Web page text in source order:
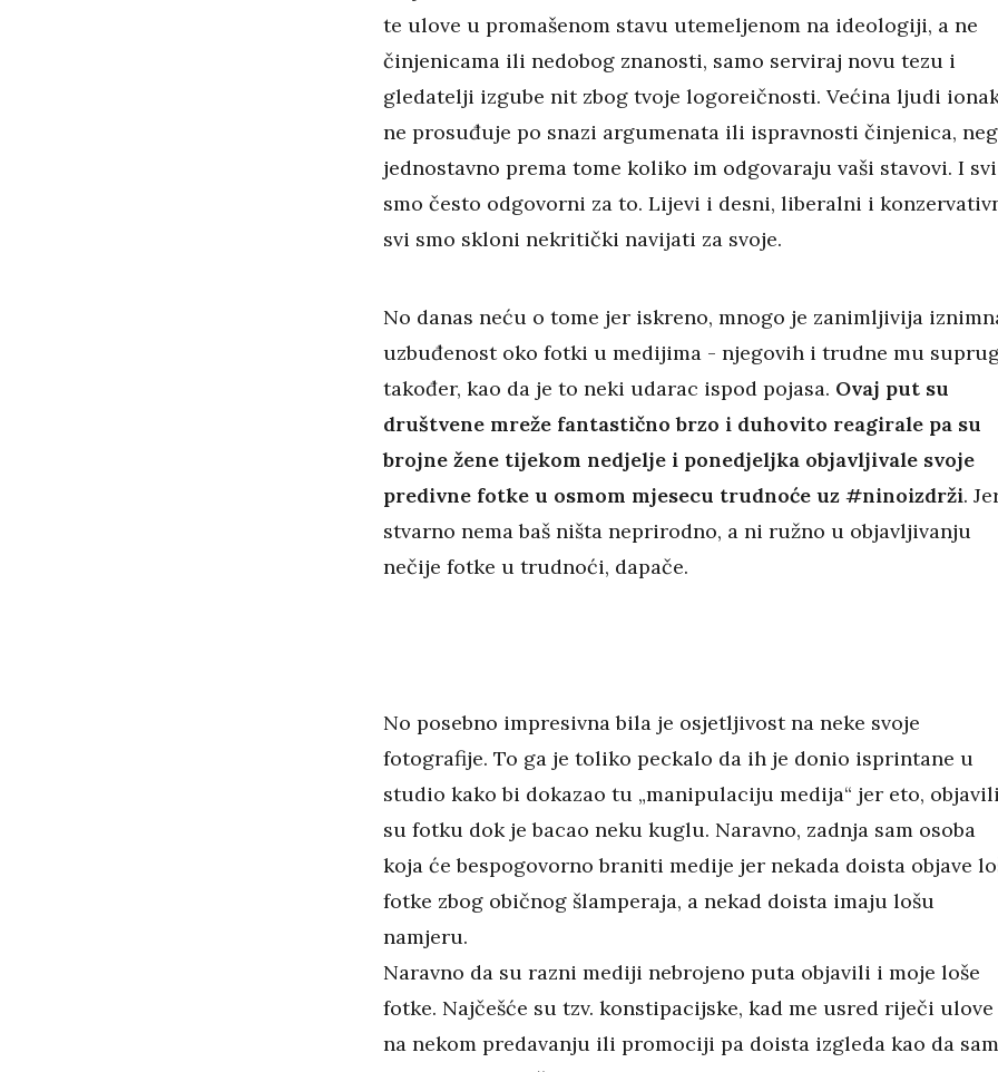
te ulove u promašenom stavu utemeljenom na ideologiji, a ne
činjenicama ili nedobog znanosti, samo serviraj novu tezu i
gledatelji izgube nit zbog tvoje logoreičnosti. Većina ljudi
ne prosuđuje po snazi argumenata ili ispravnosti činjenica,
jednostavno prema tome koliko im odgovaraju vaši stavovi. I svi
smo često odgovorni za to. Lijevi i desni, liberalni i
svi smo skloni nekritički navijati za svoje.
No danas neću o tome jer iskreno, mnogo je zanimljivija
uzbuđenost oko fotki u medijima - njegovih i trudne mu
također, kao da je to neki udarac ispod pojasa. Ovaj put su
društvene mreže fantastično brzo i duhovito reagirale pa su
brojne žene tijekom nedjelje i ponedjeljka objavljivale svoje
predivne fotke u osmom mjesecu trudnoće uz #ninoizdrži.
stvarno nema baš ništa neprirodno, a ni ružno u objavljivanju
nečije fotke u trudnoći, dapače.
No posebno impresivna bila je osjetljivost na neke svoje
fotografije. To ga je toliko peckalo da ih je donio isprintane u
studio kako bi dokazao tu „manipulaciju medija“ jer eto, objavili
su fotku dok je bacao neku kuglu. Naravno, zadnja sam osoba
koja će bespogovorno braniti medije jer nekada doista objave
fotke zbog običnog šlamperaja, a nekad doista imaju lošu
namjeru.
Naravno da su razni mediji nebrojeno puta objavili i moje loše
fotke. Najčešće su tzv. konstipacijske, kad me usred riječi ulove
na nekom predavanju ili promociji pa doista izgleda kao da